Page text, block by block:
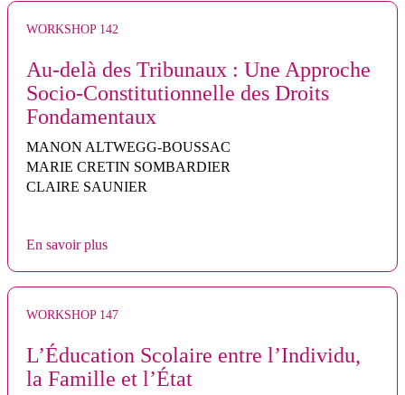
WORKSHOP 142
Au-delà des Tribunaux : Une Approche
Socio-Constitutionnelle des Droits
Fondamentaux
MANON ALTWEGG-BOUSSAC
MARIE CRETIN SOMBARDIER
CLAIRE SAUNIER
En savoir plus
WORKSHOP 147
L’Éducation Scolaire entre l’Individu,
la Famille et l’État